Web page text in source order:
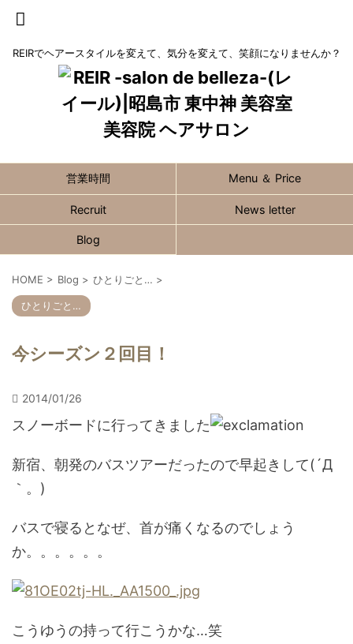
REIRでヘアースタイルを変えて、気分を変えて、笑顔になりませんか？
営業時間 Menu ＆ Price
Recruit News letter
Blog
HOME > Blog > ひとりごと… >
ひとりごと…
今シーズン２回目！
2014/01/26
スノーボードに行ってきました
新宿、朝発のバスツアーだったので早起きして(´Д
｀。)
バスで寝るとなぜ、首が痛くなるのでしょう
か。。。。。。
こうゆうの持って行こうかな…笑